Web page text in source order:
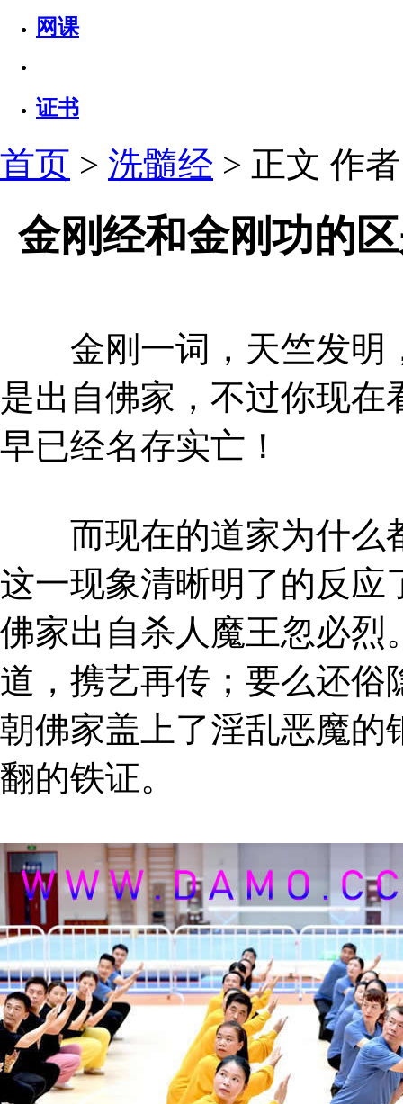
网课
证书
首页 > 洗髓经 > 正文 作
金刚经和金刚功的
金刚一词，天竺发明
是出自佛家，不过你现
早已经名存实亡！
而现在的道家为什么
这一现象清晰明了的反应
佛家出自杀人魔王忽必烈
道，携艺再传；要么还俗
朝佛家盖上了淫乱恶魔的
翻的铁证。